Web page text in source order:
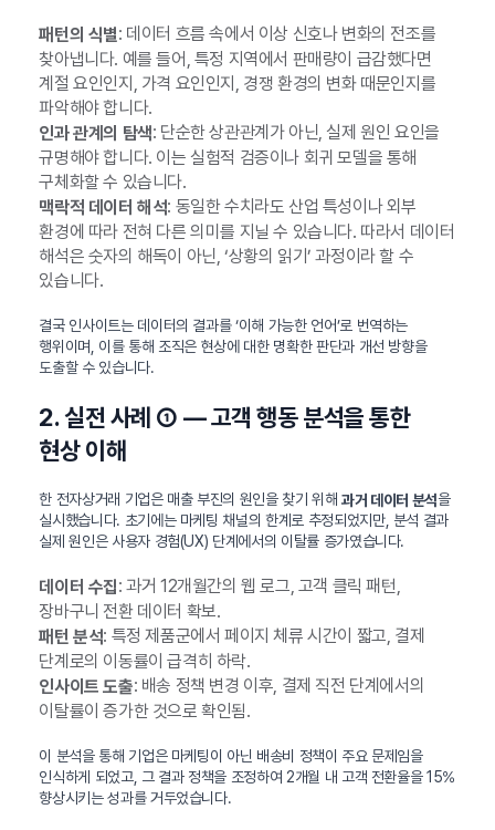
패턴의 식별: 데이터 흐름 속에서 이상 신호나 변화의 전조를
찾아냅니다. 예를 들어, 특정 지역에서 판매량이 급감했다면
계절 요인인지, 가격 요인인지, 경쟁 환경의 변화 때문인지를
파악해야 합니다.
인과 관계의 탐색: 단순한 상관관계가 아닌, 실제 원인 요인을
규명해야 합니다. 이는 실험적 검증이나 회귀 모델을 통해
구체화할 수 있습니다.
맥락적 데이터 해석: 동일한 수치라도 산업 특성이나 외부
환경에 따라 전혀 다른 의미를 지닐 수 있습니다. 따라서 데이터
해석은 숫자의 해독이 아닌, ‘상황의 읽기’ 과정이라 할 수
있습니다.
결국 인사이트는 데이터의 결과를 ‘이해 가능한 언어’로 번역하는
행위이며, 이를 통해 조직은 현상에 대한 명확한 판단과 개선 방향을
도출할 수 있습니다.
2. 실전 사례 ① — 고객 행동 분석을 통한
현상 이해
한 전자상거래 기업은 매출 부진의 원인을 찾기 위해과거 데이터 분석을
실시했습니다. 초기에는 마케팅 채널의 한계로 추정되었지만, 분석 결과
실제 원인은 사용자 경험(UX) 단계에서의 이탈률 증가였습니다.
데이터 수집: 과거 12개월간의 웹 로그, 고객 클릭 패턴,
장바구니 전환 데이터 확보.
패턴 분석: 특정 제품군에서 페이지 체류 시간이 짧고, 결제
단계로의 이동률이 급격히 하락.
인사이트 도출: 배송 정책 변경 이후, 결제 직전 단계에서의
이탈률이 증가한 것으로 확인됨.
이 분석을 통해 기업은 마케팅이 아닌 배송비 정책이 주요 문제임을
인식하게 되었고, 그 결과 정책을 조정하여 2개월 내 고객 전환율을 15%
향상시키는 성과를 거두었습니다.